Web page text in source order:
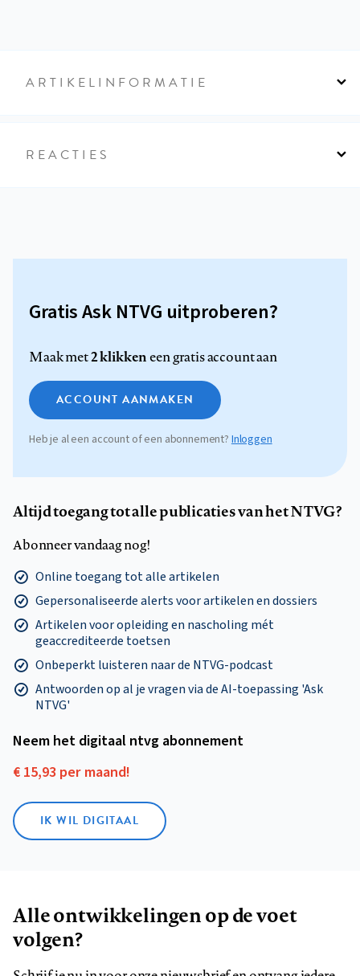
ARTIKELINFORMATIE
REACTIES
Gratis Ask NTVG uitproberen?
Maak met2 klikkeneen gratis account aan
ACCOUNT AANMAKEN
Heb je al een account of een abonnement?Inloggen
Altijd toegang tot alle publicaties van het NTVG?
Abonneer vandaag nog!
Online toegang tot alle artikelen
Gepersonaliseerde alerts voor artikelen en dossiers
Artikelen voor opleiding en nascholing mét
geaccrediteerde toetsen
Onbeperkt luisteren naar de NTVG-podcast
Antwoorden op al je vragen via de AI-toepassing 'Ask
NTVG'
Neem het digitaal ntvg abonnement
€ 15,93 per maand!
IK WIL DIGITAAL
Alle ontwikkelingen op de voet
volgen?